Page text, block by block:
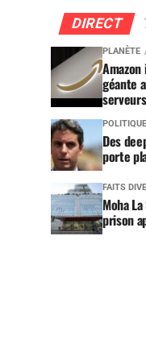
DIRECT
PLANÈTE
géante
serveurs
POLITIQUE
Des
porte
FAITS
Moha
prison